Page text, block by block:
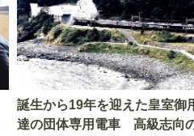
誕生から19年を迎えた皇室御
達の団体専用電車 高級志向